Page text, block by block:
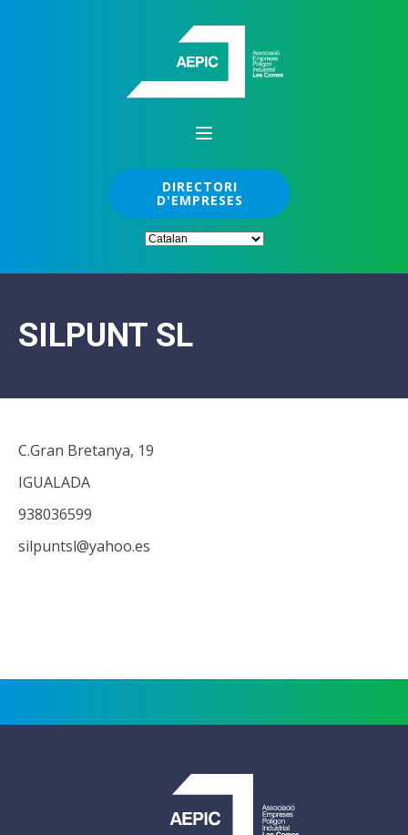
DIRECTORI
D'EMPRESES
SILPUNT SL
C.Gran Bretanya, 19
IGUALADA
938036599
silpuntsl@yahoo.es